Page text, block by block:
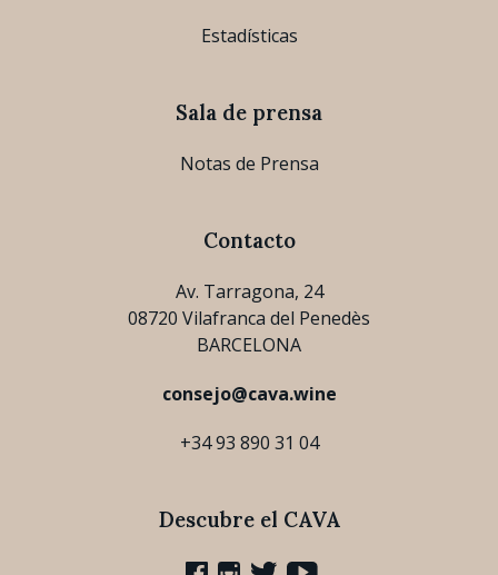
Estadísticas
Sala de prensa
Notas de Prensa
Contacto
Av. Tarragona, 24
08720 Vilafranca del Penedès
BARCELONA
consejo@cava.wine
+34 93 890 31 04
Descubre el CAVA